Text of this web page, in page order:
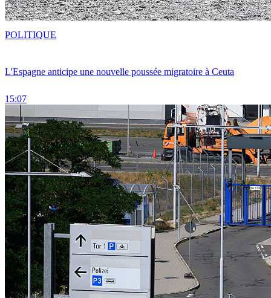
L'Espagne anticipe une nouvelle poussée migratoire à Ceuta
15:07
POLITIQUE